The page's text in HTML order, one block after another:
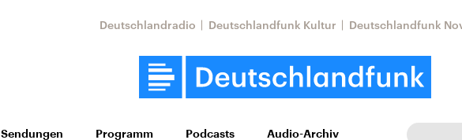
Deutschlandradio Deutschlandfunk Kultur Deutschlandfunk
Sendungen Programm Podcasts Audio-Archiv